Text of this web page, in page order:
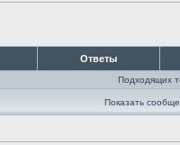
Ответы
Подходящих
Показать